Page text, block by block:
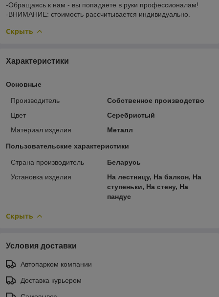
-Обращаясь к нам - вы попадаете в руки профессионалам!
-ВНИМАНИЕ: стоимость рассчитывается индивидуально.
Скрыть
Характеристики
Основные
Производитель
Собственное производство
Цвет
Серебристый
Материал изделия
Металл
Пользовательские характеристики
Страна производитель
Беларусь
Установка изделия
На лестницу, На балкон, На
ступеньки, На стену, На
пандус
Скрыть
Условия доставки
Автопарком компании
Доставка курьером